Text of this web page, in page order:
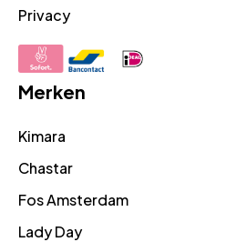
Privacy
Merken
Kimara
Chastar
Fos Amsterdam
Lady Day